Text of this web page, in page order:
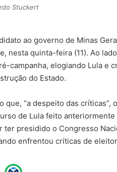
Stuckert
ao governo de Minas
nesta quinta-feira (11). Ao
campanha, elogiando Lula e
do Estado.
“a despeito das críticas”,
de Lula feito anteriormente
presidido o Congresso
enfrentou críticas de